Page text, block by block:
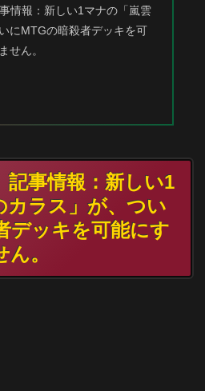
情報：新しい1マナの「嵐雲
にMTGの暗殺者デッキを可
せん。
記事情報：新しい1
カラス」が、つい
デッキを可能にす
。